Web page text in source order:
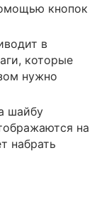
кнопок
в
которые
нужно
шайбу
на
набрать